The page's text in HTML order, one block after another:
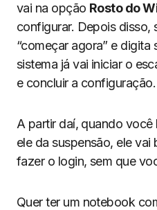
vai na opção Rosto do
configurar. Depois disso,
“começar agora” e
sistema já vai iniciar o
e concluir a configuração.
A partir daí, quando
ele da suspensão, ele
fazer o login, sem que
Quer ter um notebook